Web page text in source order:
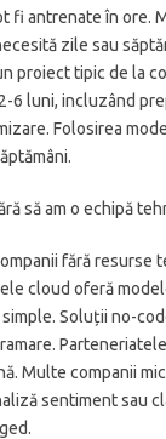
fi antrenate în ore.
zile sau
proiect tipic de la
6 luni, incluzând
Folosirea
să am o echipă
fără resurse
cloud oferă
Soluții no-
Multe companii
sentiment sau